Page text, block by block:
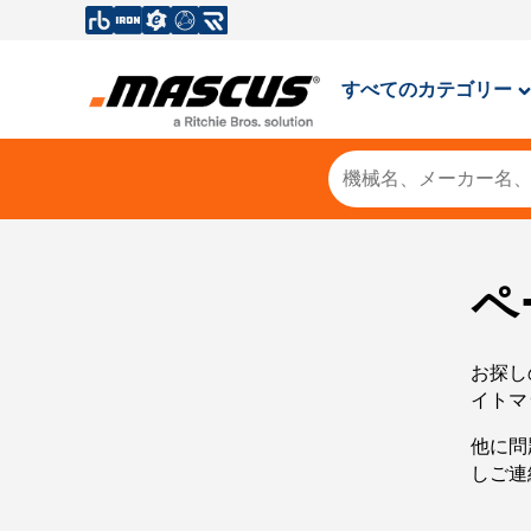
すべてのカテゴリー
ペ
お探
イト
他に
しご